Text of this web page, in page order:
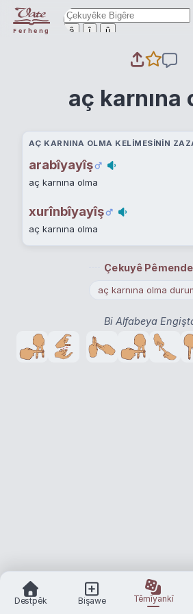
Ferheng ê î û
aç karnına
AÇ KARNINA OLMA KELIMESININ
arabîyayîş
aç karnına olma
xurînbîyayîş
aç karnına olma
Çekuyê
aç karnına olma
Bi Alfabeya
Destpêk Bişawe Têmîyankî